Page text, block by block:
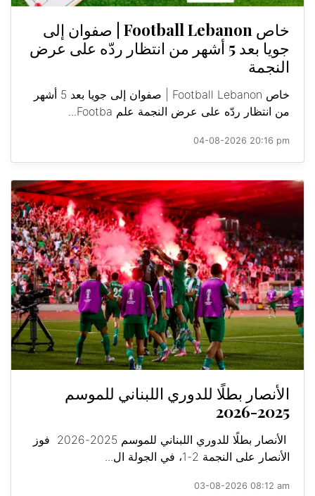
خاص Football Lebanon | صفوان إلى
جويا بعد 5 أشهر من انتظار ردّه على عرض
النجمة
خاص Football Lebanon | صفوان إلى جويا بعد 5 أشهر
من انتظار ردّه على عرض النجمة علم Footba...
04-08-2026 20:16 pm
الأنصار بطلًا للدوري اللبناني للموسم
2025-2026
الأنصار بطلًا للدوري اللبناني للموسم 2025-2026 فوز
الأنصار على النجمة 2-1، في الجولة ال...
03-08-2026 08:12 am